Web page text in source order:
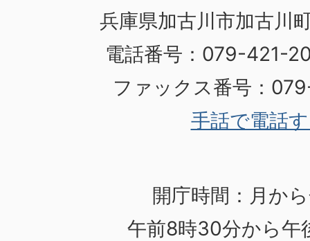
兵庫県加古川市加古川
電話番号：079-421-
ファックス番号：
手話で電話
開庁時間：月か
午前8時30分から午